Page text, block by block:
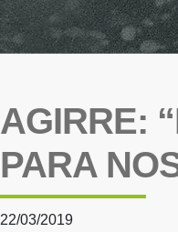
AGIRRE:
PARA
22/03/2019